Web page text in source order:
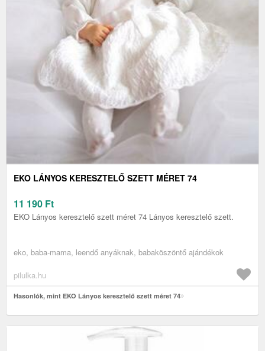
EKO LÁNYOS KERESZTELŐ SZETT MÉRET 74
11 190 Ft
EKO Lányos keresztelő szett méret 74 Lányos keresztelő szett.
eko, baba-mama, leendő anyáknak, babaköszöntő ajándékok
pilulka.hu
Hasonlók, mint EKO Lányos keresztelő szett méret 74